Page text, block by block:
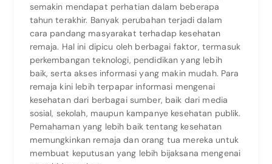
semakin mendapat perhatian dalam beberapa
tahun terakhir. Banyak perubahan terjadi dalam
cara pandang masyarakat terhadap kesehatan
remaja. Hal ini dipicu oleh berbagai faktor, termasuk
perkembangan teknologi, pendidikan yang lebih
baik, serta akses informasi yang makin mudah. Para
remaja kini lebih terpapar informasi mengenai
kesehatan dari berbagai sumber, baik dari media
sosial, sekolah, maupun kampanye kesehatan publik.
Pemahaman yang lebih baik tentang kesehatan
memungkinkan remaja dan orang tua mereka untuk
membuat keputusan yang lebih bijaksana mengenai